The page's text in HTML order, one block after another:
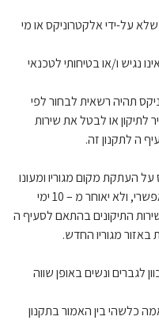
על-ידי אלקטרוניקס או מי
נגיש ו/או בטיחותי לטכנאי
תהיה רשאית לבחור לפי
או לבטל את שירות
ה לתקנון זה.
העתקת מקום מגוריו ומעונו
החדש, אלקטרוניקס תודיע לו בהקדם האפשרי, ולא יאוחר מ – 10 ימי
התיקונים בהתאם לסעיף ה
באזור מגוריו החדש.
לגברים ונשים באופן שווה
כלשהי בין האמור בתקנון